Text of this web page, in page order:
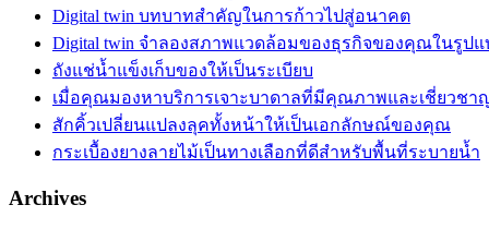
Digital twin บทบาทสำคัญในการก้าวไปสู่อนาคต
Digital twin จำลองสภาพแวดล้อมของธุรกิจของคุณในรูป
ถังแช่น้ำแข็งเก็บของให้เป็นระเบียบ
เมื่อคุณมองหาบริการเจาะบาดาลที่มีคุณภาพและเชี่ยวชา
สักคิ้วเปลี่ยนแปลงลุคทั้งหน้าให้เป็นเอกลักษณ์ของคุณ
กระเบื้องยางลายไม้เป็นทางเลือกที่ดีสำหรับพื้นที่ระบายน้ำ
Archives